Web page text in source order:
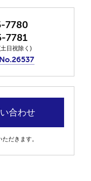
7780
7781
日祝除く)
No.26537
合わせ
だきます。